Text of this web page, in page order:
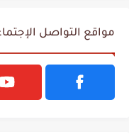
مواقع التواصل